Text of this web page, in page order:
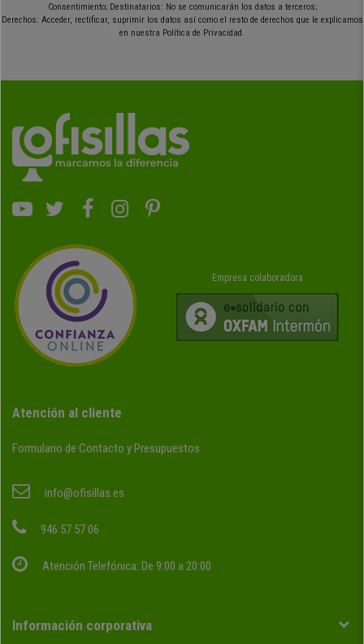
Consentimiento; Destinatarios: No se comunicarán los datos a terceros;
Derechos: Acceder, rectificar, suprimir los datos así como el resto de derechos que le explicamos
en nuestra Política de Privacidad.
Empresa colaboradora
Atención al cliente
Formulario de Contacto y Presupuestos
info@ofisillas.es
946 57 57 06
Atención Telefónica: De 9:00 a 20:00
Información corporativa